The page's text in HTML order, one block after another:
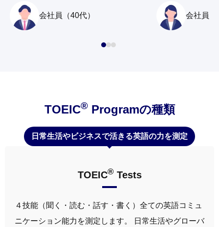
会社員（40代） 会社員（
TOEIC®Programの種類
日常生活やビジネスで活きる英語の力を測定
TOEIC®Tests
４技能（聞く・読む・話す・書く）全ての英語コミュ
ニケーション能力を測定します。 日常生活やグローバ